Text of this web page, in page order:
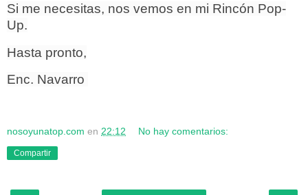
Si me necesitas, nos vemos en mi Rincón Pop-
Up.
Hasta pronto,
Enc. Navarro
nosoyunatop.com en 22:12 No hay comentarios:
Compartir